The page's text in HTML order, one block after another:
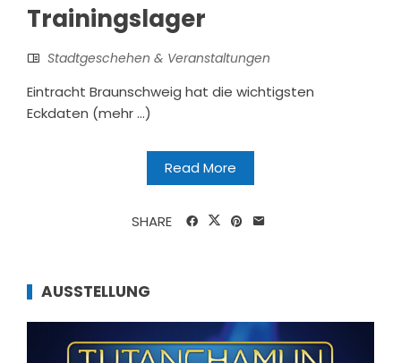
Trainingslager
Stadtgeschehen & Veranstaltungen
Eintracht Braunschweig hat die wichtigsten
Eckdaten (mehr …)
Read More
SHARE
AUSSTELLUNG